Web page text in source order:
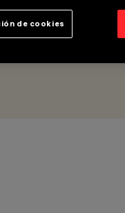
de cookies